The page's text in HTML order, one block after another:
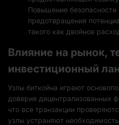
Повышение безопасности
предотвращения
такого как двойное
Влияние на рынок,
инвестиционный
Узлы биткойна играют
доверия децентрализованных
что все транзакции
узлы устраняют